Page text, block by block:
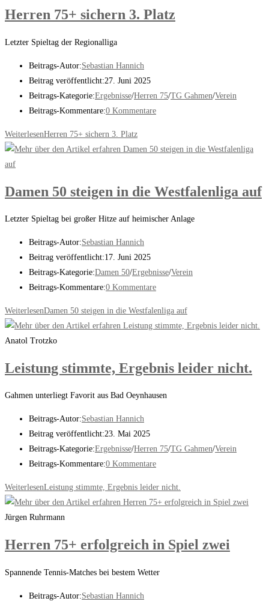
Herren 75+ sichern 3. Platz
Letzter Spieltag der Regionalliga
Beitrags-Autor:Sebastian Hannich
Beitrag veröffentlicht:27. Juni 2025
Beitrags-Kategorie:Ergebnisse/Herren 75/TG Gahmen/Verein
Beitrags-Kommentare:0 Kommentare
WeiterlesenHerren 75+ sichern 3. Platz
Damen 50 steigen in die Westfalenliga auf
Letzter Spieltag bei großer Hitze auf heimischer Anlage
Beitrags-Autor:Sebastian Hannich
Beitrag veröffentlicht:17. Juni 2025
Beitrags-Kategorie:Damen 50/Ergebnisse/Verein
Beitrags-Kommentare:0 Kommentare
WeiterlesenDamen 50 steigen in die Westfalenliga auf
Anatol Trotzko
Leistung stimmte, Ergebnis leider nicht.
Gahmen unterliegt Favorit aus Bad Oeynhausen
Beitrags-Autor:Sebastian Hannich
Beitrag veröffentlicht:23. Mai 2025
Beitrags-Kategorie:Ergebnisse/Herren 75/TG Gahmen/Verein
Beitrags-Kommentare:0 Kommentare
WeiterlesenLeistung stimmte, Ergebnis leider nicht.
Jürgen Ruhrmann
Herren 75+ erfolgreich in Spiel zwei
Spannende Tennis-Matches bei bestem Wetter
Beitrags-Autor:Sebastian Hannich